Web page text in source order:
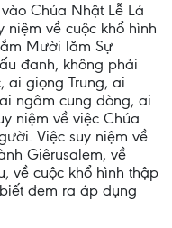
Chúa Nhật Lễ Lá
niệm về cuộc khổ hình
Mười lăm Sự
đanh, không phải
ai giọng Trung, ai
ngâm cung dòng, ai
niệm về việc Chúa
Việc suy niệm về
Giêrusalem, về
về cuộc khổ hình thập
đem ra áp dụng